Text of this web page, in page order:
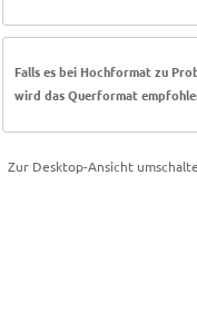
Falls es bei Hochformat zu
wird das Querformat
Zur Desktop-Ansicht